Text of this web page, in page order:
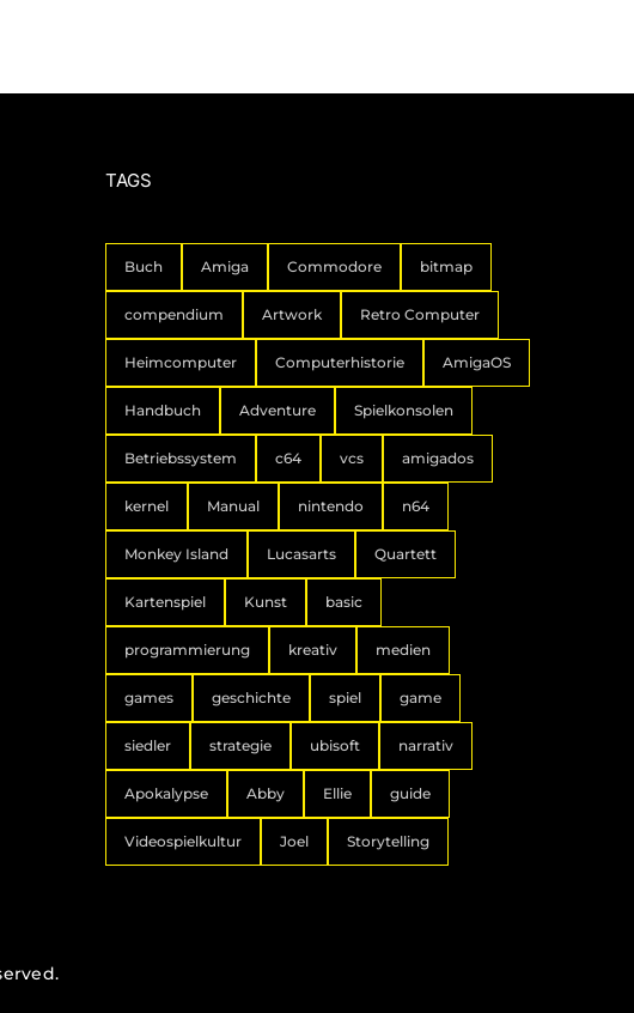
TAGS
Buch Amiga Commodore bitmap
compendium Artwork Retro Computer
Heimcomputer Computerhistorie AmigaOS
Handbuch Adventure Spielkonsolen
Betriebssystem c64 vcs amigados
kernel Manual nintendo n64
Monkey Island Lucasarts Quartett
Kartenspiel Kunst basic
programmierung kreativ medien
games geschichte spiel game
siedler strategie ubisoft narrativ
Apokalypse Abby Ellie guide
Videospielkultur Joel Storytelling